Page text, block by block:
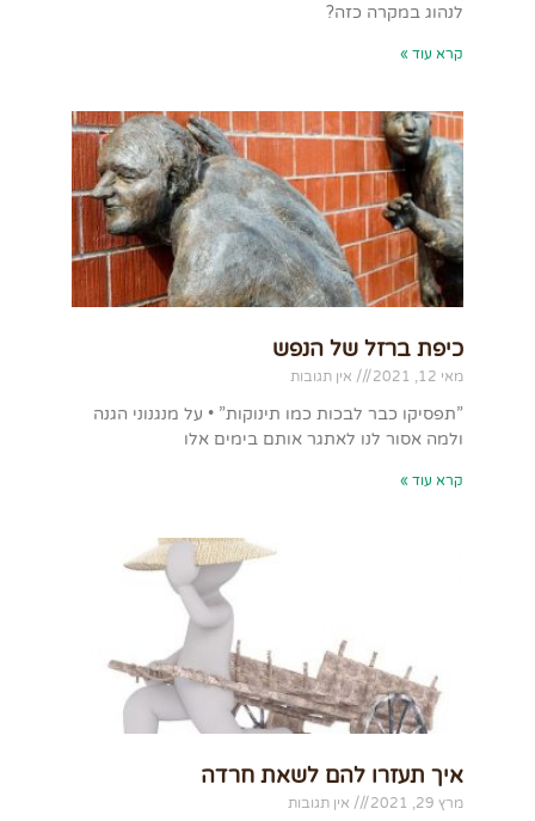
לנהוג במקרה כזה?
קרא עוד »
כיפת ברזל של הנפש
מאי 12, 2021 אין תגובות
”תפסיקו כבר לבכות כמו תינוקות” • על מנגנוני הגנה
ולמה אסור לנו לאתגר אותם בימים אלו
קרא עוד »
איך תעזרו להם לשאת חרדה
מרץ 29, 2021 אין תגובות